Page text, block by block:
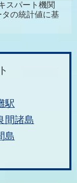
スパート機関
の統計値に基
駅
間諸島
島